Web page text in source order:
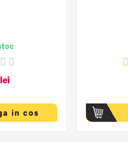
lei
in cos